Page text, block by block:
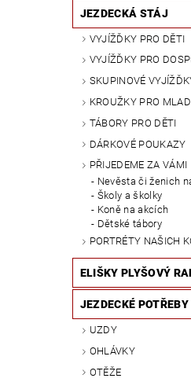
JEZDECKÁ STÁJ
VYJÍŽĎKY PRO DĚTI
VYJÍŽĎKY PRO
SKUPINOVÉ
KROUŽKY PRO
TÁBORY PRO DĚTI
DÁRKOVÉ POUKAZY
PŘIJEDEME ZA VÁMI
Nevěsta či ženich
Školy a školky
Koně na akcích
Dětské tábory
PORTRÉTY NAŠICH
ELIŠKY PLYŠOVÝ
JEZDECKÉ POTŘEBY
UZDY
OHLÁVKY
OTĚŽE